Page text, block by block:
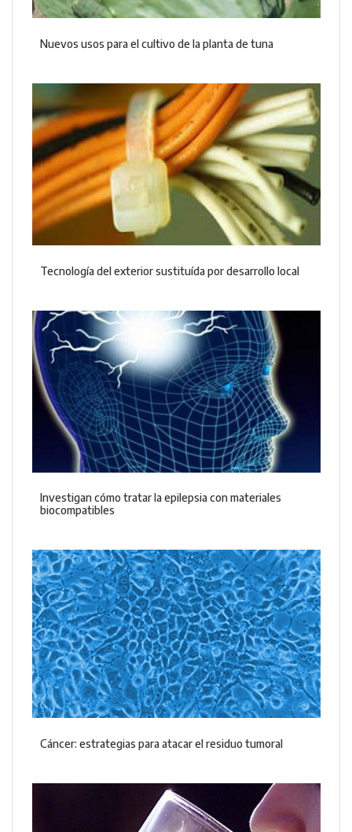
Nuevos usos para el cultivo de la planta de tuna
Tecnología del exterior sustituída por desarrollo local
Investigan cómo tratar la epilepsia con materiales
biocompatibles
Cáncer: estrategias para atacar el residuo tumoral